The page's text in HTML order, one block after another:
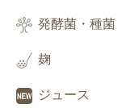
発酵菌・種菌
麹
ジュース